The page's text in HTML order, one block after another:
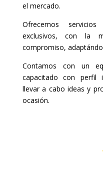
el mercado.
Ofrecemos
exclusivos, con la
compromiso,
Contamos con un
capacitado con perfil
llevar a cabo ideas y
ocasión.